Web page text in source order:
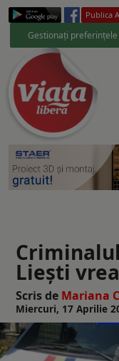
Publica
Gestionați preferințele
Liești
Scris de Mariana
Miercuri, 17 Aprilie